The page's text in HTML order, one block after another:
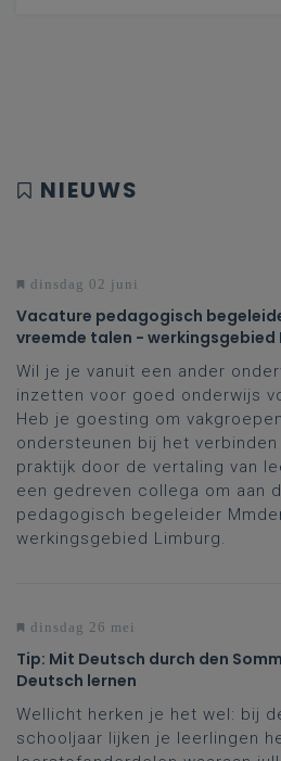
NIEUWS
dinsdag 02 juni
Vacature pedagogisch
vreemde talen - werkingsgebied
Wil je je vanuit een ander
inzetten voor goed onderwijs
Heb je goesting om
ondersteunen bij het
praktijk door de vertaling van
een gedreven collega om aan
pedagogisch begeleider
werkingsgebied Limburg.
dinsdag 26 mei
Tip: Mit Deutsch durch den
Deutsch lernen
Wellicht herken je het wel: bij
schooljaar lijken je leerlingen